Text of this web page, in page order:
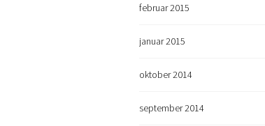
februar 2015
januar 2015
oktober 2014
september 2014